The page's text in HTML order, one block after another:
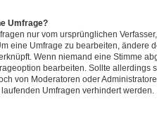
Umfrage?
nur vom ursprünglichen
eine Umfrage zu bearbeiten, ändere
Wenn niemand eine Stimme
bearbeiten. Sollte allerdings
von Moderatoren oder
Umfragen verhindert werden.